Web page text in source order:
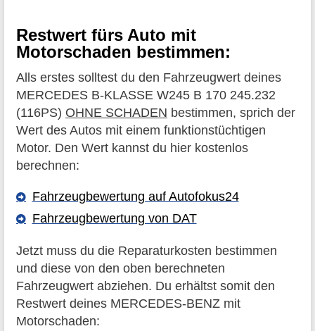
Restwert fürs Auto mit
Motorschaden bestimmen:
Alls erstes solltest du den Fahrzeugwert deines
MERCEDES B-KLASSE W245 B 170 245.232
(116PS) OHNE SCHADEN bestimmen, sprich der
Wert des Autos mit einem funktionstüchtigen
Motor. Den Wert kannst du hier kostenlos
berechnen:
Fahrzeugbewertung auf Autofokus24
Fahrzeugbewertung von DAT
Jetzt muss du die Reparaturkosten bestimmen
und diese von den oben berechneten
Fahrzeugwert abziehen. Du erhältst somit den
Restwert deines MERCEDES-BENZ mit
Motorschaden: